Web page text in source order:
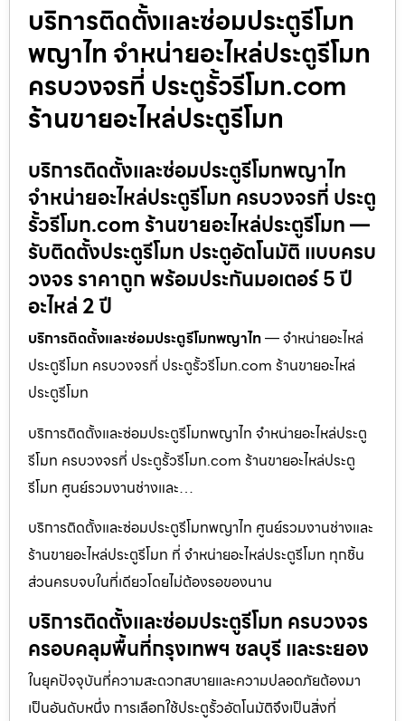
บริการติดตั้งและซ่อมประตูรีโมท
พญาไท จำหน่ายอะไหล่ประตูรีโมท
ครบวงจรที่ ประตูรั้วรีโมท.com
ร้านขายอะไหล่ประตูรีโมท
บริการติดตั้งและซ่อมประตูรีโมทพญาไท
จำหน่ายอะไหล่ประตูรีโมท ครบวงจรที่ ประตู
รั้วรีโมท.com ร้านขายอะไหล่ประตูรีโมท —
รับติดตั้งประตูรีโมท ประตูอัตโนมัติ แบบครบ
วงจร ราคาถูก พร้อมประกันมอเตอร์ 5 ปี
อะไหล่ 2 ปี
บริการติดตั้งและซ่อมประตูรีโมทพญาไท— จำหน่ายอะไหล่
ประตูรีโมท ครบวงจรที่ ประตูรั้วรีโมท.com ร้านขายอะไหล่
ประตูรีโมท
บริการติดตั้งและซ่อมประตูรีโมทพญาไท จำหน่ายอะไหล่ประตู
รีโมท ครบวงจรที่ ประตูรั้วรีโมท.com ร้านขายอะไหล่ประตู
รีโมท ศูนย์รวมงานช่างและ…
บริการติดตั้งและซ่อมประตูรีโมทพญาไท ศูนย์รวมงานช่างและ
ร้านขายอะไหล่ประตูรีโมท ที่ จำหน่ายอะไหล่ประตูรีโมท ทุกชิ้น
ส่วนครบจบในที่เดียวโดยไม่ต้องรอของนาน
บริการติดตั้งและซ่อมประตูรีโมท ครบวงจร
ครอบคลุมพื้นที่กรุงเทพฯ ชลบุรี และระยอง
ในยุคปัจจุบันที่ความสะดวกสบายและความปลอดภัยต้องมา
เป็นอันดับหนึ่ง การเลือกใช้ประตูรั้วอัตโนมัติจึงเป็นสิ่งที่